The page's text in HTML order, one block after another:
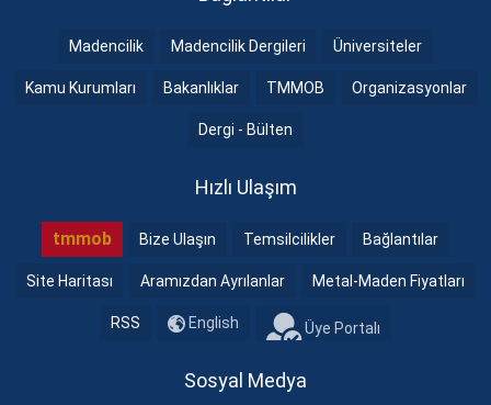
Madencilik Madencilik Dergileri Üniversiteler
Kamu Kurumları Bakanlıklar TMMOB Organizasyonlar
Dergi - Bülten
Hızlı Ulaşım
tmmob Bize Ulaşın Temsilcilikler Bağlantılar
Site Haritası Aramızdan Ayrılanlar Metal-Maden Fiyatları
RSS English Üye Portalı
Sosyal Medya